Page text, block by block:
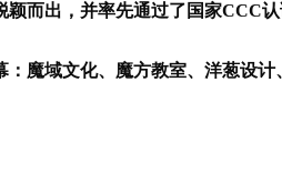
而出，并率先通过了国家CCC
魔域文化、魔方教室、洋葱设